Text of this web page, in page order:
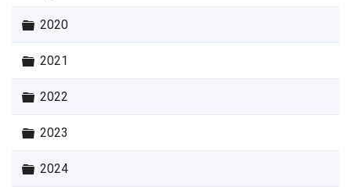
Carpeta
2020
Carpeta
2021
Carpeta
2022
Carpeta
2023
Carpeta
2024